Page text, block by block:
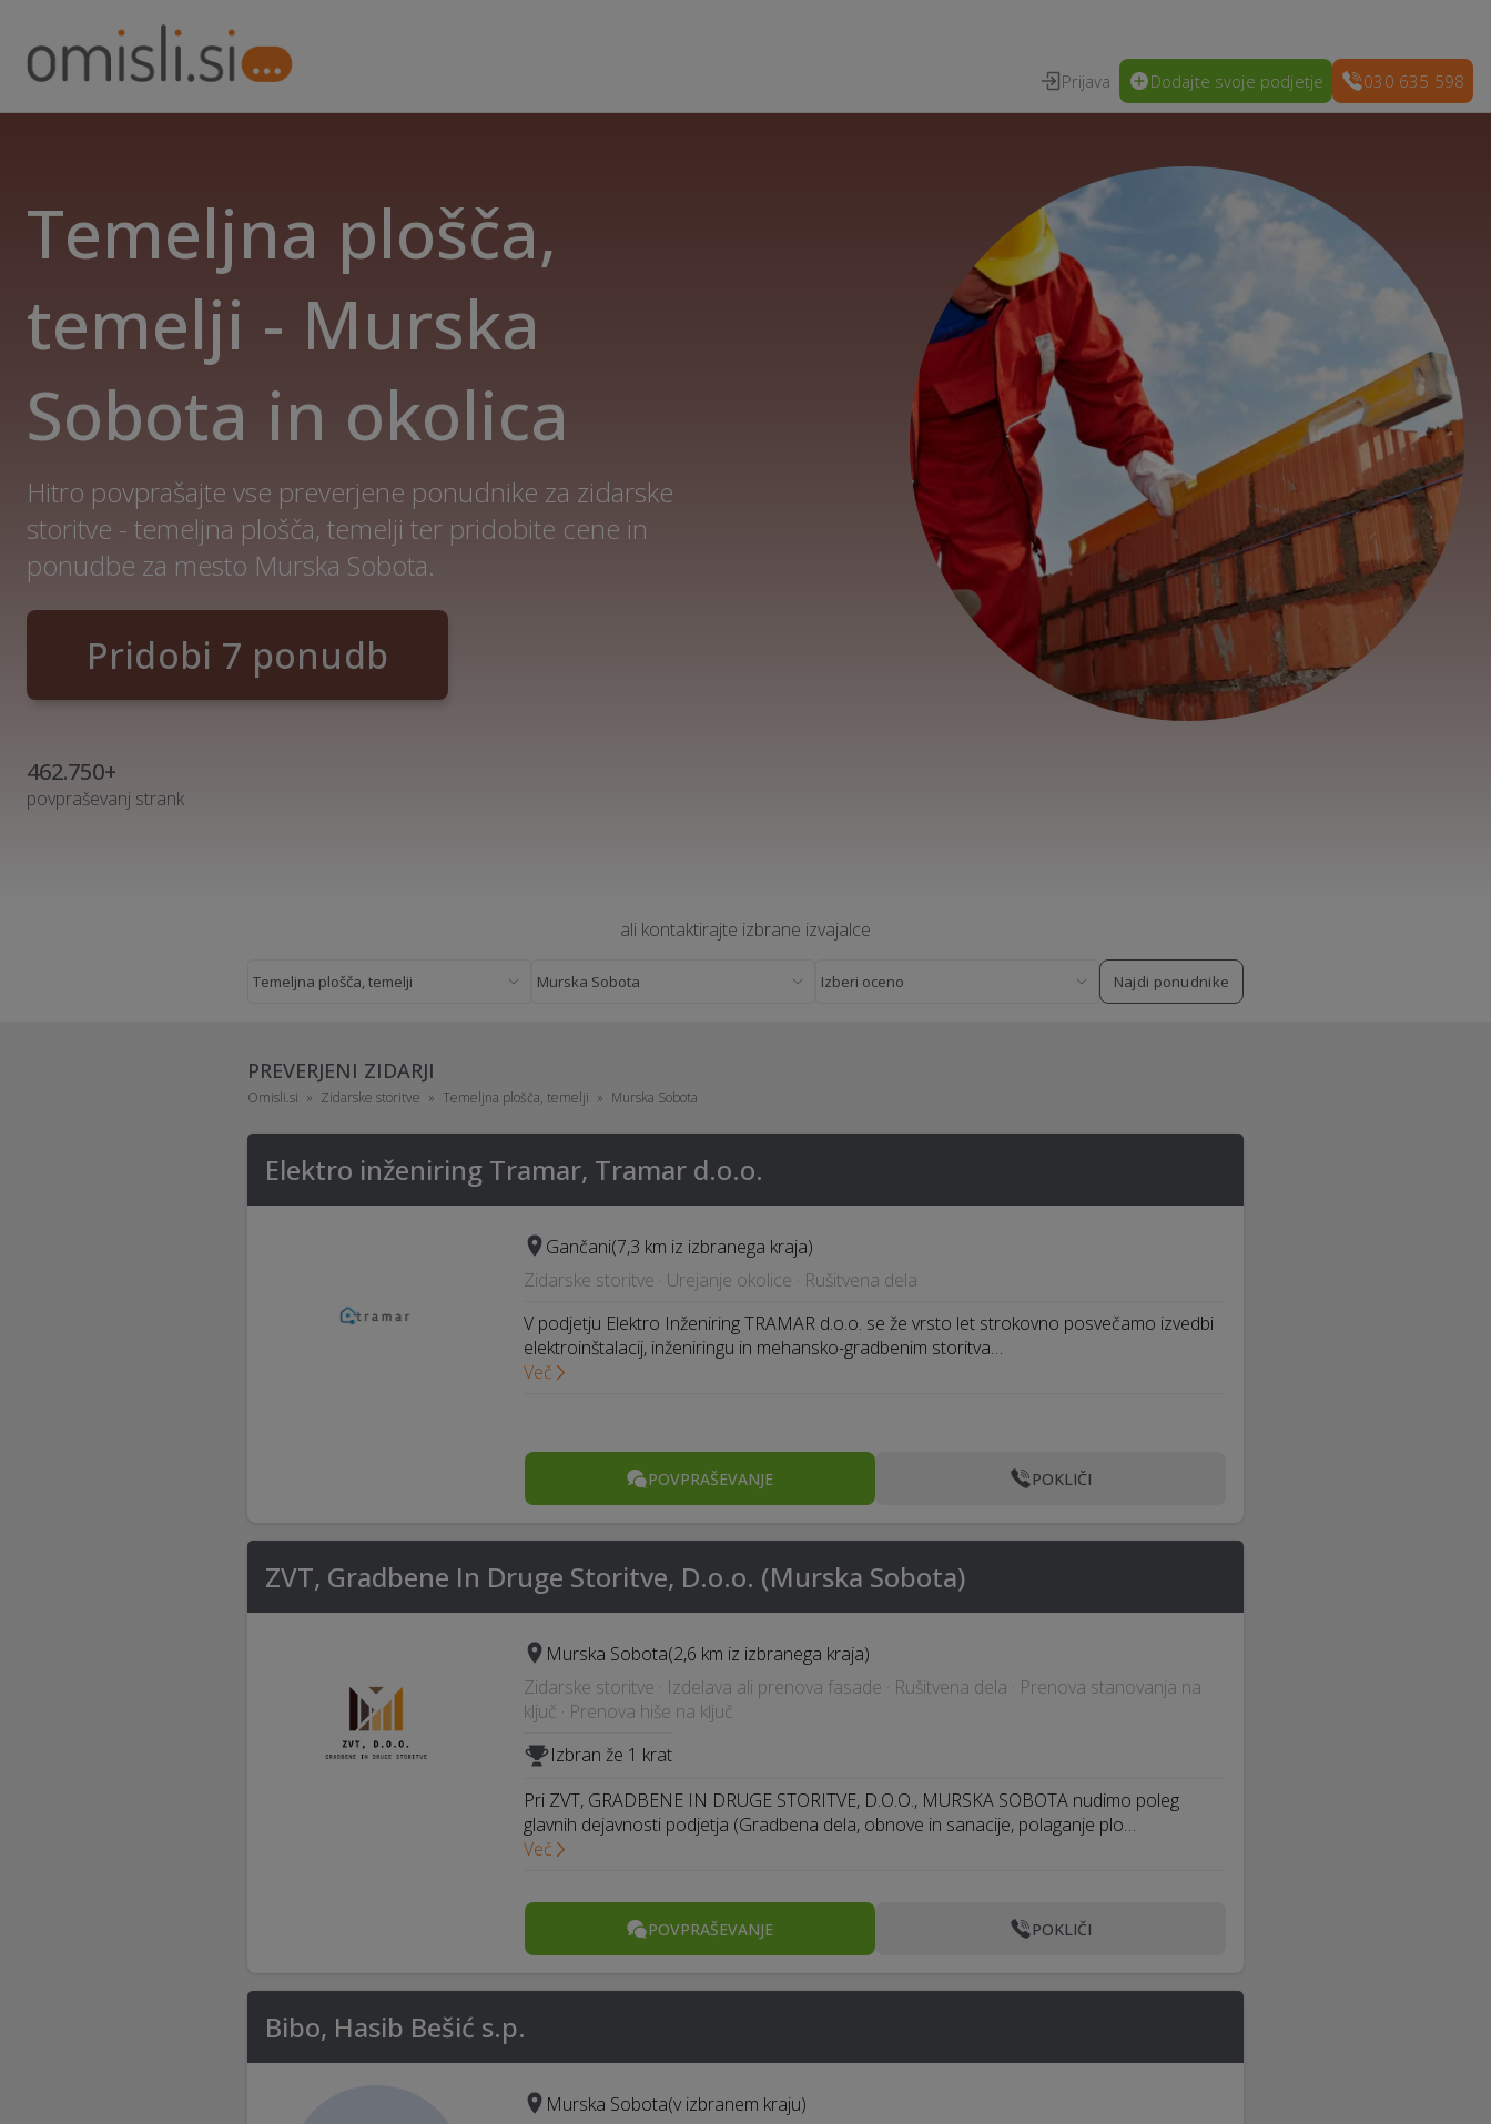
Prijava Dodajte svoje podjetje 030 635 598
Temeljna plošča,
temelji - Murska
Sobota in okolica
Hitro povprašajte vse preverjene ponudnike za zidarske
storitve - temeljna plošča, temelji ter pridobite cene in
ponudbe za mesto Murska Sobota.
Pridobi 7 ponudb
462.750+
povpraševanj strank
ali kontaktirajte izbrane izvajalce
Najdi ponudnike
PREVERJENI ZIDARJI
Omisli.si Zidarske storitve Temeljna plošča, temelji Murska Sobota
Elektro inženiring Tramar, Tramar d.o.o.
Gančani(7,3 km iz izbranega kraja)
Zidarske storitve · Urejanje okolice · Rušitvena dela
V podjetju Elektro Inženiring TRAMAR d.o.o. se že vrsto let strokovno posvečamo izvedbi
elektroinštalacij, inženiringu in mehansko-gradbenim storitva…
Več
POVPRAŠEVANJE POKLIČI
ZVT, Gradbene In Druge Storitve, D.o.o. (Murska Sobota)
Murska Sobota(2,6 km iz izbranega kraja)
Zidarske storitve · Izdelava ali prenova fasade · Rušitvena dela · Prenova stanovanja na
ključ · Prenova hiše na ključ
Izbran že 1 krat
Pri ZVT, GRADBENE IN DRUGE STORITVE, D.O.O., MURSKA SOBOTA nudimo poleg
glavnih dejavnosti podjetja (Gradbena dela, obnove in sanacije, polaganje plo…
Več
POVPRAŠEVANJE POKLIČI
Bibo, Hasib Bešić s.p.
Murska Sobota(v izbranem kraju)